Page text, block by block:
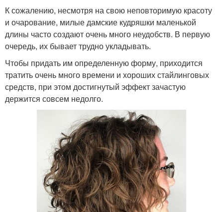
К сожалению, несмотря на свою неповторимую красоту
и очарование, милые дамские кудряшки маленькой
длины часто создают очень много неудобств. В первую
очередь, их бывает трудно укладывать.
Чтобы придать им определенную форму, приходится
тратить очень много времени и хороших стайлинговых
средств, при этом достигнутый эффект зачастую
держится совсем недолго.